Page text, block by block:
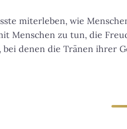
miterleben, wie
Menschen zu tun, die
bei denen die Tränen ihrer